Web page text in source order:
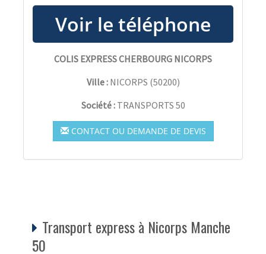
COLIS EXPRESS CHERBOURG NICORPS
Ville : NICORPS (50200)
Société : TRANSPORTS 50
CONTACT OU DEMANDE DE DEVIS
Transport express à Nicorps Manche
50